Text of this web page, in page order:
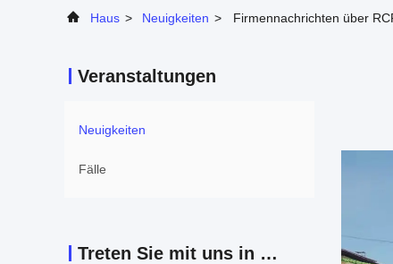
Haus > Neuigkeiten > Firmennachrichten über
Veranstaltungen
Neuigkeiten
Fälle
Treten Sie mit uns in Verbindung